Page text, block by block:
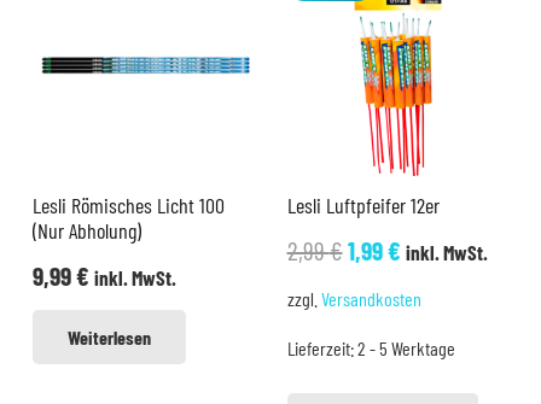
Lesli Römisches Licht 100
(Nur Abholung)
9,99€ inkl. MwSt.
Weiterlesen
Lesli Luftpfeifer 12er
2,99€Ursprünglicher
2,99 €
1,99€Aktueller
1,99 €.
inkl. MwSt.
zzgl. Versandkosten
Lieferzeit:2 - 5 Werktage